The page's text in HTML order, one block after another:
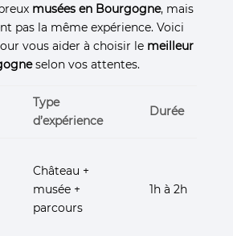
musées en Bourgogne, mais
pas la même expérience. Voici
vous aider à choisir le meilleur
selon vos attentes.
Type
d’expérience
Durée
Château +
musée +
parcours
1h à 2h